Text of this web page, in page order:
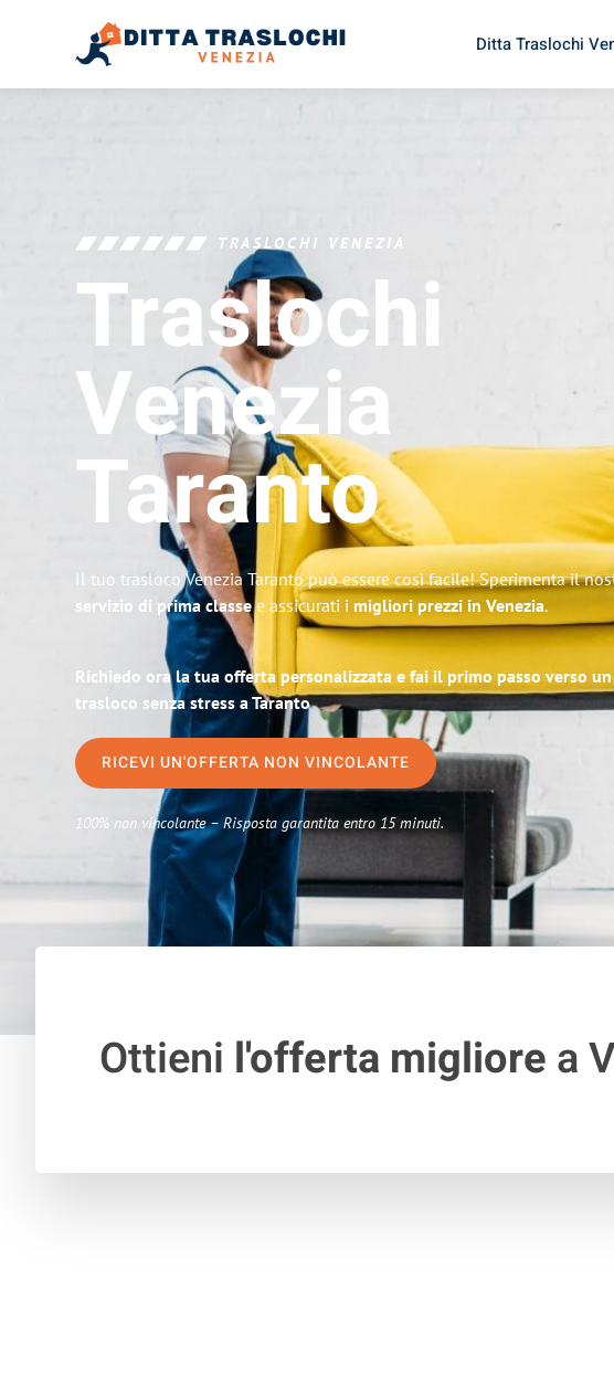
Ditta Traslochi
TRASLOCHI VENEZIA
Traslochi
Venezia
Taranto
Il tuo trasloco Venezia Taranto può essere così facile! Sperimenta il
servizio di prima classee assicurati i migliori prezzi in Venezia.
Richiedo ora la tua offerta personalizzata e fai il primo passo verso un
trasloco senza stress a Taranto
RICEVI UN'OFFERTA NON VINCOLANTE
100% non vincolante – Risposta garantita entro 15 minuti.
Ottieni l'offerta migliorea